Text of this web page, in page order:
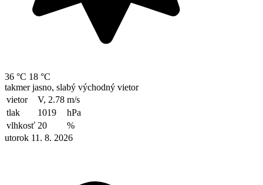
36 °C 18 °C
takmer jasno, slabý východný vietor
vietor
V, 2.78 m/s
tlak
1019
hPa
vlhkosť 20
%
utorok 11. 8. 2026